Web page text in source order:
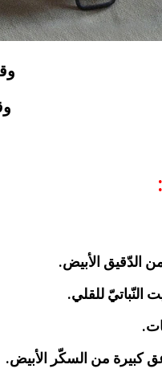
النّباتيّ للقلي.
كبيرة من السكّر الأبيض.